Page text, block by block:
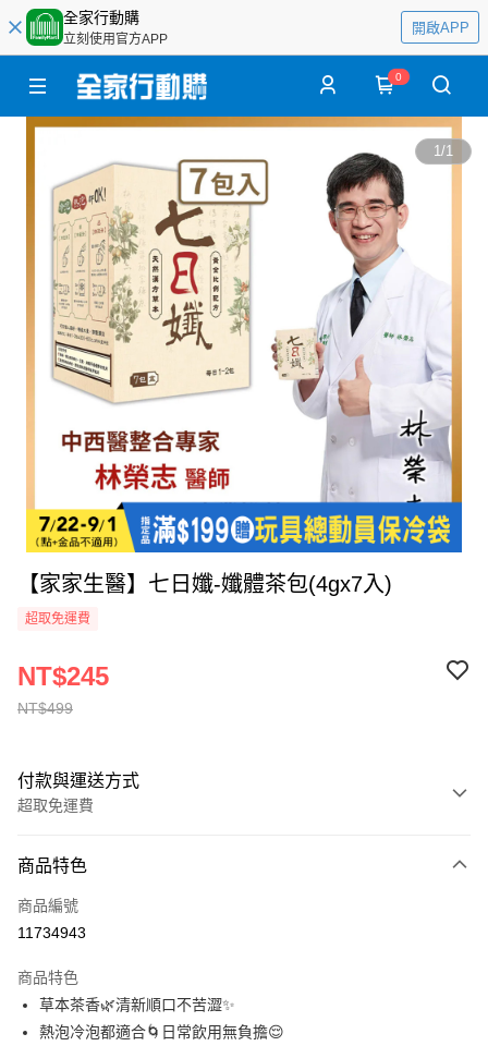
全家行動購
立刻使用官方APP
開啟APP
0
1/1
【家家生醫】七日孅-孅體茶包(4gx7入)
超取免運費
NT$499
NT$245
付款與運送方式
超取免運費
全家線上支付
超商取貨付款
運送方式
全家取貨付款
免運費
商品特色
商品編號
11734943
商品特色
草本茶香🌿清新順口不苦澀✨
熱泡冷泡都適合🌀日常飲用無負擔😌